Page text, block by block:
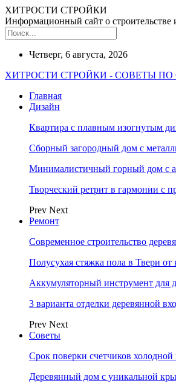
ХИТРОСТИ СТРОЙКИ
Информационный сайт о строительстве
Четверг, 6 августа, 2026
ХИТРОСТИ СТРОЙКИ - СОВЕТЫ
Главная
Дизайн
Квартира с плавным изогнутым
Сборный загородный дом с
Минималистичный горный дом с
Творческий ретрит в гармонии с
Prev Next
Ремонт
Современное строительство
Полусухая стяжка пола в Твери
Аккумуляторный инструмент для
3 варианта отделки деревянной
Prev Next
Советы
Срок поверки счетчиков
Деревянный дом с уникальной